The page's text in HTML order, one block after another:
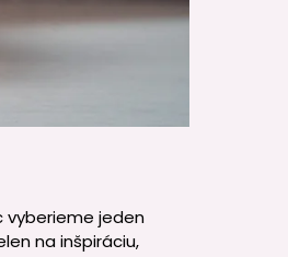
vyberieme jeden
na inšpiráciu,